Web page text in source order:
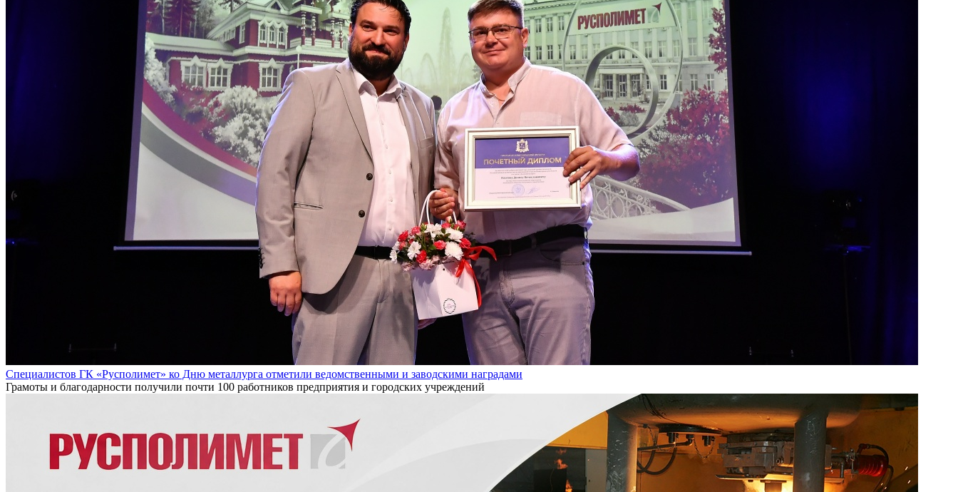
Специалистов ГК «Русполимет» ко Дню металлурга отметили ведомственными и заводскими наградами
Грамоты и благодарности получили почти 100 работников предприятия и городских учреждений